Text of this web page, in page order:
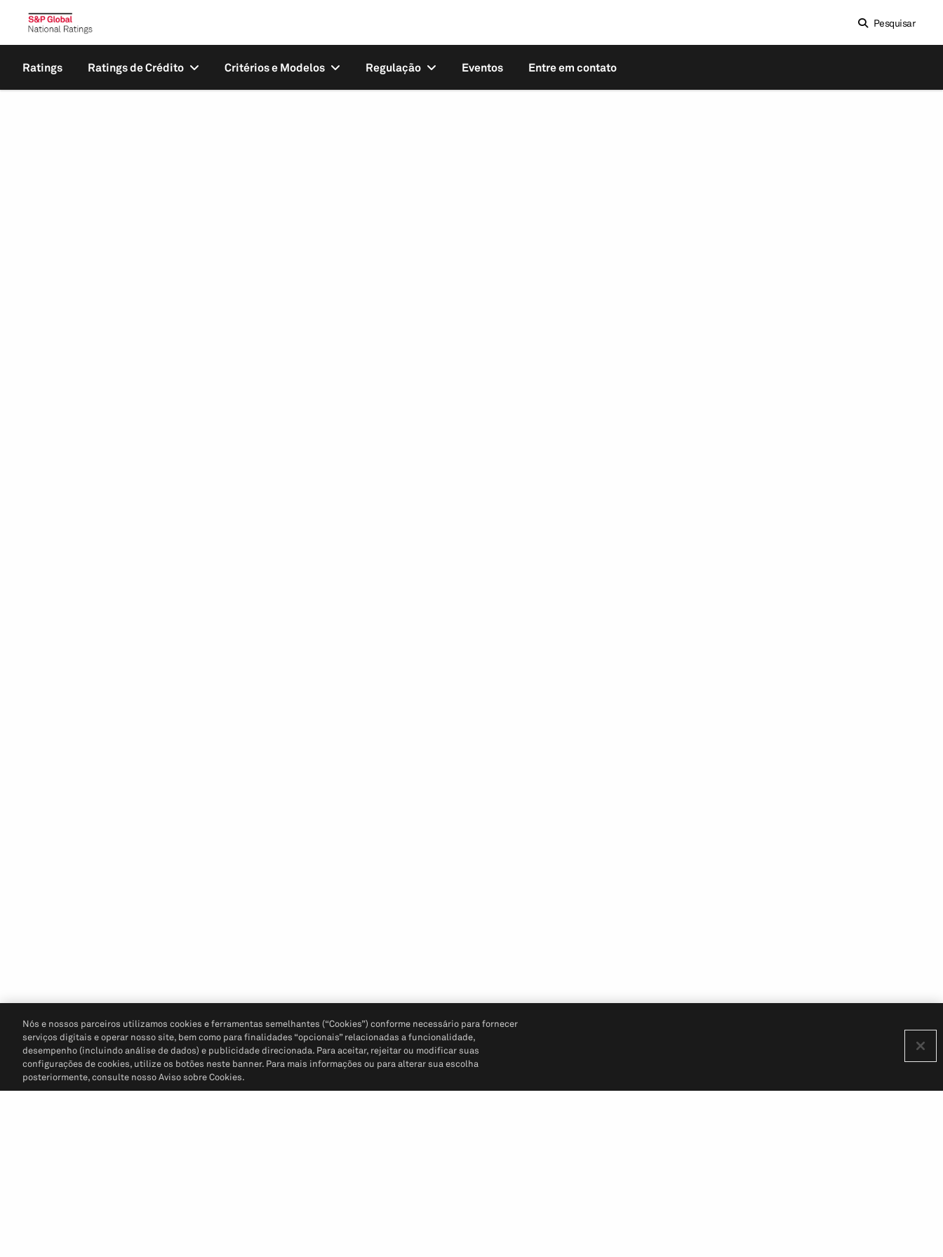
Pesquisar
Ratings Ratings de Crédito Critérios e Modelos Regulação Eventos Entre em contato
Nós e nossos parceiros utilizamos cookies e ferramentas semelhantes (“Cookies”) conforme necessário para fornecer
serviços digitais e operar nosso site, bem como para finalidades “opcionais” relacionadas a funcionalidade,
desempenho (incluindo análise de dados) e publicidade direcionada. Para aceitar, rejeitar ou modificar suas
configurações de cookies, utilize os botões neste banner. Para mais informações ou para alterar sua escolha
posteriormente, consulte nosso Aviso sobre Cookies.